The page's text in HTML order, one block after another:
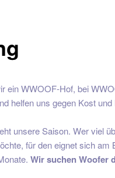
ein WWOOF-Hof, bei
helfen uns gegen Kost
unsere Saison. Wer viel
für den eignet sich am
Wir suchen Woofer